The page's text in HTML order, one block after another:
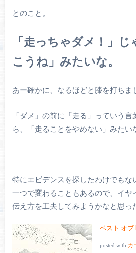
とのこと。
「走っちゃダメ！」
こうね」みたいな。
あー確かに、なるほどと膝を打ちま
「ダメ」の前に「走る」っていう
ら、「走ることをやめない」みたい
特にエビデンスを探したわけでもな
一つで変わることもあるので、イヤ
伝え方を工夫してみようかなと思っ
ベスト オブ
posted with カ